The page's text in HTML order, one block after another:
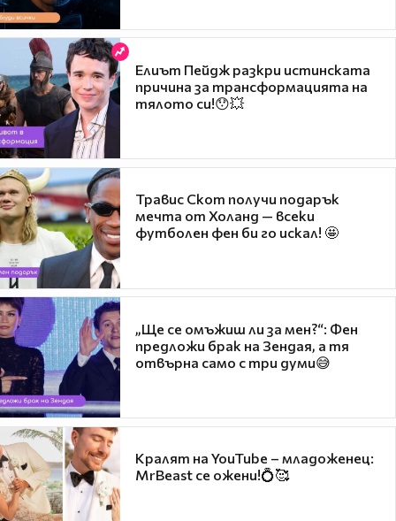
Елиът Пейдж разкри истинската
причина за трансформацията на
тялото си!😯💥
Травис Скот получи подарък
мечта от Холанд — всеки
футболен фен би го искал! 🤩
„Ще се омъжиш ли за мен?“: Фен
предложи брак на Зендая, а тя
отвърна само с три думи😅
Кралят на YouTube – младоженец:
MrBeast се ожени!💍🥰